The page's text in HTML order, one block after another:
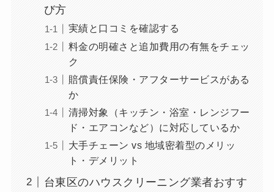
び方
実績と口コミを確認する
料金の明確さと追加費用の有無をチェッ
ク
賠償責任保険・アフターサービスがある
か
清掃対象（キッチン・浴室・レンジフー
ド・エアコンなど）に対応しているか
大手チェーン vs 地域密着型のメリッ
ト・デメリット
台東区のハウスクリーニング業者おすす